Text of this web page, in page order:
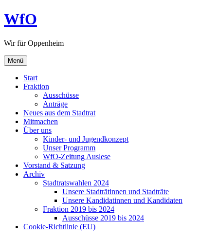
Zum
Inhalt
WfO
Wir für Oppenheim
Menü
Start
Fraktion
Ausschüsse
Anträge
Neues aus dem Stadtrat
Mitmachen
Über uns
Kinder- und Jugendkonzept
Unser Programm
WfO-Zeitung Auslese
Vorstand & Satzung
Archiv
Stadtratswahlen 2024
Unsere Stadträtinnen und Stadträte
Unsere Kandidatinnen und Kandidaten
Fraktion 2019 bis 2024
Ausschüsse 2019 bis 2024
Cookie-Richtlinie (EU)